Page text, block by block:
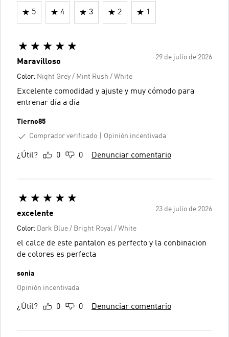
5 4 3 2 1
29 de julio de 2026
Maravilloso
Color: Night Grey / Mint Rush / White
Excelente comodidad y ajuste y muy cómodo para
entrenar día a día
Tierno85
Comprador verificado
Opinión incentivada
¿Útil? 0 0 Denunciar comentario
23 de julio de 2026
excelente
Color: Dark Blue / Bright Royal / White
el calce de este pantalon es perfecto y la conbinacion
de colores es perfecta
sonia
Opinión incentivada
¿Útil? 0 0 Denunciar comentario